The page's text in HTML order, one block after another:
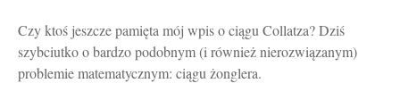
Czy ktoś jeszcze pamięta mój wpis o ciągu Collatza? Dziś
szybciutko o bardzo podobnym (i również nierozwiązanym)
problemie matematycznym: ciągu żonglera.